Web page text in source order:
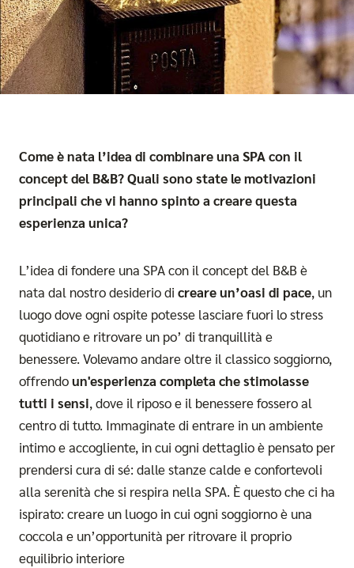
Come è nata l’idea di combinare una SPA con il
concept del B&B? Quali sono state le motivazioni
principali che vi hanno spinto a creare questa
esperienza unica?
L’idea di fondere una SPA con il concept del B&B è
nata dal nostro desiderio di creare un’oasi di pace, un
luogo dove ogni ospite potesse lasciare fuori lo stress
quotidiano e ritrovare un po’ di tranquillità e
benessere. Volevamo andare oltre il classico soggiorno,
offrendoun'esperienza completa che stimolasse
tutti i sensi, dove il riposo e il benessere fossero al
centro di tutto. Immaginate di entrare in un ambiente
intimo e accogliente, in cui ogni dettaglio è pensato per
prendersi cura di sé: dalle stanze calde e confortevoli
alla serenità che si respira nella SPA. È questo che ci ha
ispirato: creare un luogo in cui ogni soggiorno è una
coccola e un’opportunità per ritrovare il proprio
equilibrio interiore